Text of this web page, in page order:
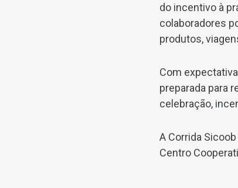
do incentivo à
colaboradores
produtos,
Com
preparada para
celebração,
A Corrida
Centro